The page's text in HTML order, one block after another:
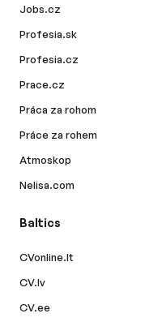
Jobs.cz
Profesia.sk
Profesia.cz
Prace.cz
Práca za rohom
Práce za rohem
Atmoskop
Nelisa.com
Baltics
CVonline.lt
CV.lv
CV.ee